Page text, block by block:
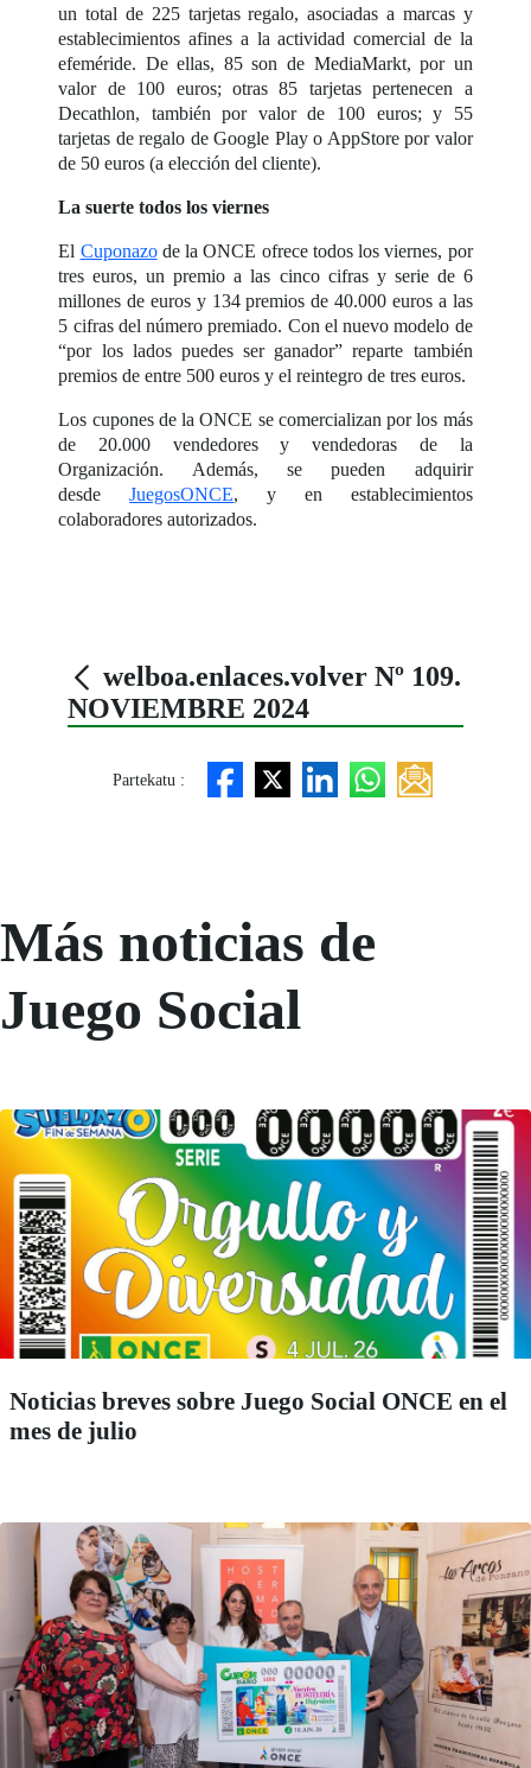
un total de 225 tarjetas regalo, asociadas a marcas y
establecimientos afines a la actividad comercial de la
efeméride. De ellas, 85 son de MediaMarkt, por un
valor de 100 euros; otras 85 tarjetas pertenecen a
Decathlon, también por valor de 100 euros; y 55
tarjetas de regalo de Google Play o AppStore por valor
de 50 euros (a elección del cliente).
La suerte todos los viernes
El Cuponazode la ONCE ofrece todos los viernes, por
tres euros, un premio a las cinco cifras y serie de 6
millones de euros y 134 premios de 40.000 euros a las
5 cifras del número premiado. Con el nuevo modelo de
“por los lados puedes ser ganador” reparte también
premios de entre 500 euros y el reintegro de tres euros.
Los cupones de la ONCE se comercializan por los más
de 20.000 vendedores y vendedoras de la
Organización. Además, se pueden adquirir
desdeJuegosONCE, y en establecimientos
colaboradores autorizados.
welboa.enlaces.volver Nº 109.
NOVIEMBRE 2024
Partekatu :
Más noticias de
Juego Social
Noticias breves sobre Juego Social ONCE en el
mes de julio